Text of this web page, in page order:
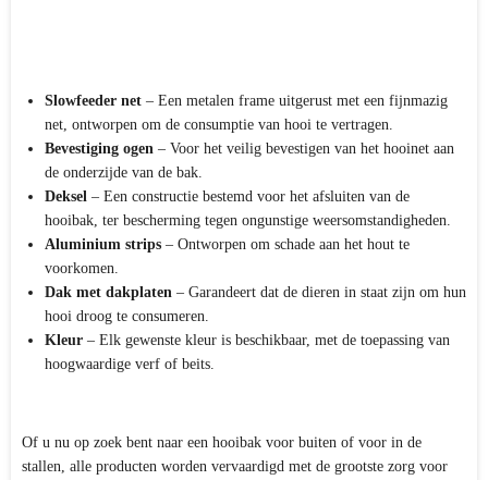
Slowfeeder net – Een metalen frame uitgerust met een fijnmazig
net, ontworpen om de consumptie van hooi te vertragen.
Bevestiging ogen – Voor het veilig bevestigen van het hooinet aan
de onderzijde van de bak.
Deksel – Een constructie bestemd voor het afsluiten van de
hooibak, ter bescherming tegen ongunstige weersomstandigheden.
Aluminium strips – Ontworpen om schade aan het hout te
voorkomen.
Dak met dakplaten – Garandeert dat de dieren in staat zijn om hun
hooi droog te consumeren.
Kleur – Elk gewenste kleur is beschikbaar, met de toepassing van
hoogwaardige verf of beits.
Of u nu op zoek bent naar een hooibak voor buiten of voor in de
stallen, alle producten worden vervaardigd met de grootste zorg voor